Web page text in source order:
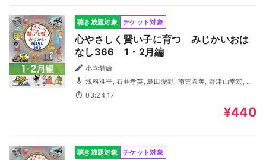
聴き放題対象 チケット対象
心やさしく賢い子に育つ みじかいおは
なし366 1・2月編
小学館編
浅科准平, 石井孝英, 島田愛野, 南雲希美, 野津山幸宏, 八
木田幸恵, 山谷祥生, 神森徹也（歌・演奏）
03:24:17
¥440
聴き放題対象 チケット対象